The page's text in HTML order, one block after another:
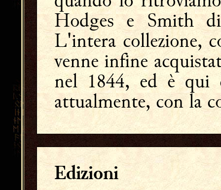
Hodges e Smith
L'intera collezione,
venne infine
nel 1844, ed è qui
attualmente, con la
Edizioni